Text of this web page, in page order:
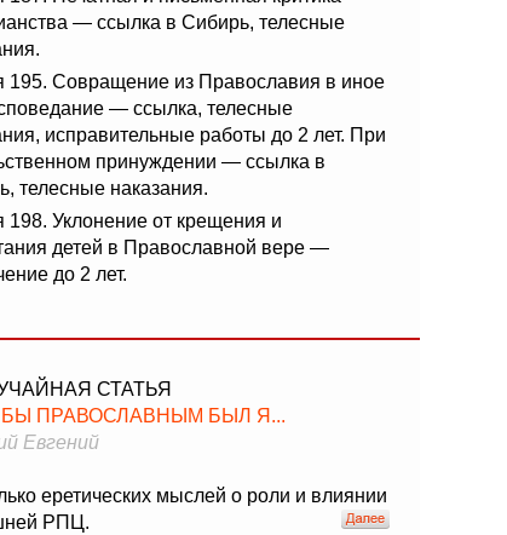
— ссылка в Сибирь, телесные
195. Совращение из Православия в иное
— ссылка, телесные
исправительные работы до 2 лет. При
принуждении — ссылка в
телесные наказания.
198. Уклонение от крещения и
детей в Православной вере —
до 2 лет.
СТАТЬЯ
ПРАВОСЛАВНЫМ БЫЛ Я...
Евгений
еретических мыслей о роли и влиянии
РПЦ.